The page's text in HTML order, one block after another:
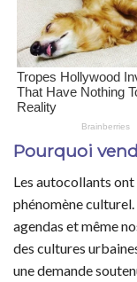
Pourquoi
Les autocollants
phénomène
agendas et même
des cultures
une demande